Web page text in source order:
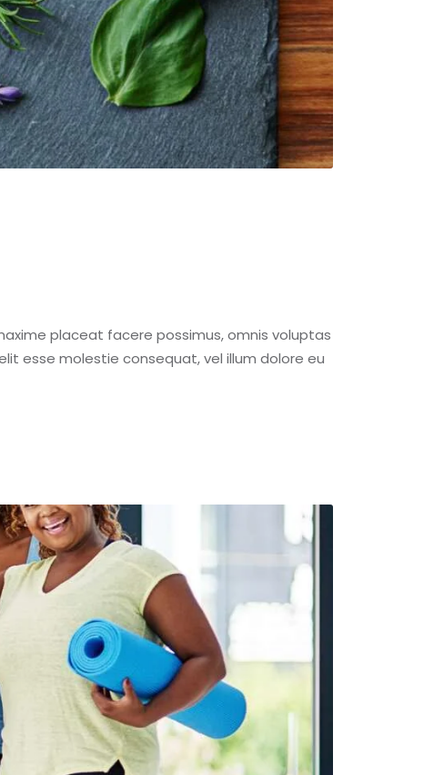
placeat facere possimus, omnis voluptas
esse molestie consequat, vel illum dolore eu